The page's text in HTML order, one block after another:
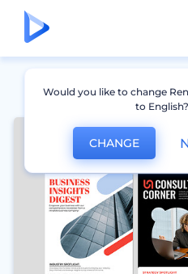
Would you like to change
to English?
CHANGE